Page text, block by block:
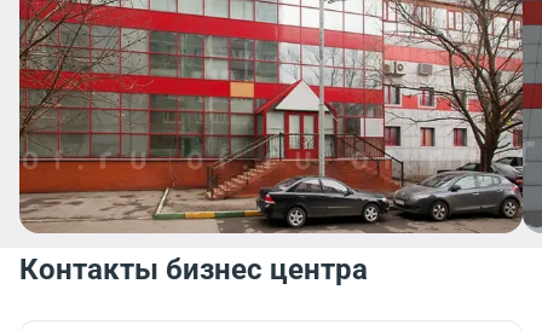
Контакты бизнес центра